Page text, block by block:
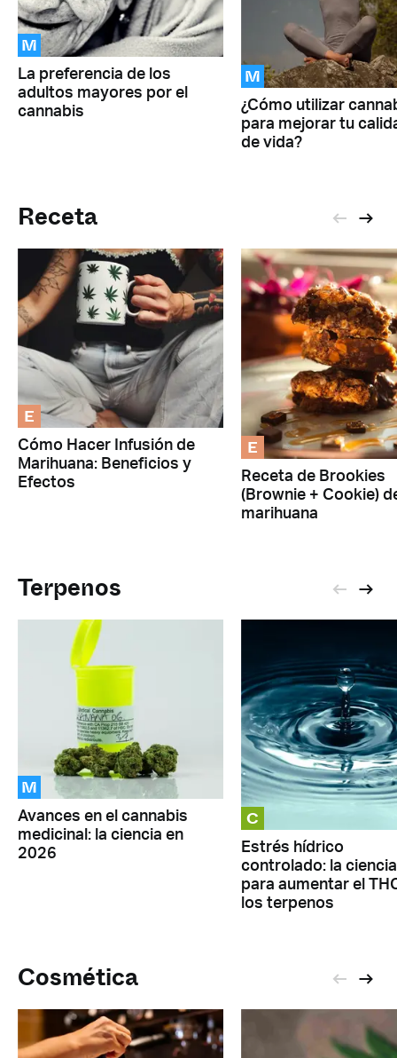
M
La preferencia de los
adultos mayores por el
cannabis
M
¿Cómo utilizar
para mejorar tu
de vida?
Receta
E
Cómo Hacer Infusión de
Marihuana: Beneficios y
Efectos
E
Receta de Brookies
(Brownie + Cookie)
marihuana
Terpenos
M
Avances en el cannabis
medicinal: la ciencia en
2026
C
Estrés hídrico
controlado: la ciencia
para aumentar el
los terpenos
Cosmética